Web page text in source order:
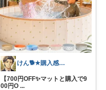
けん🐕★購入感謝です★（アイコン変更）
【700円OFF✨マットと購入で9
00円O ...